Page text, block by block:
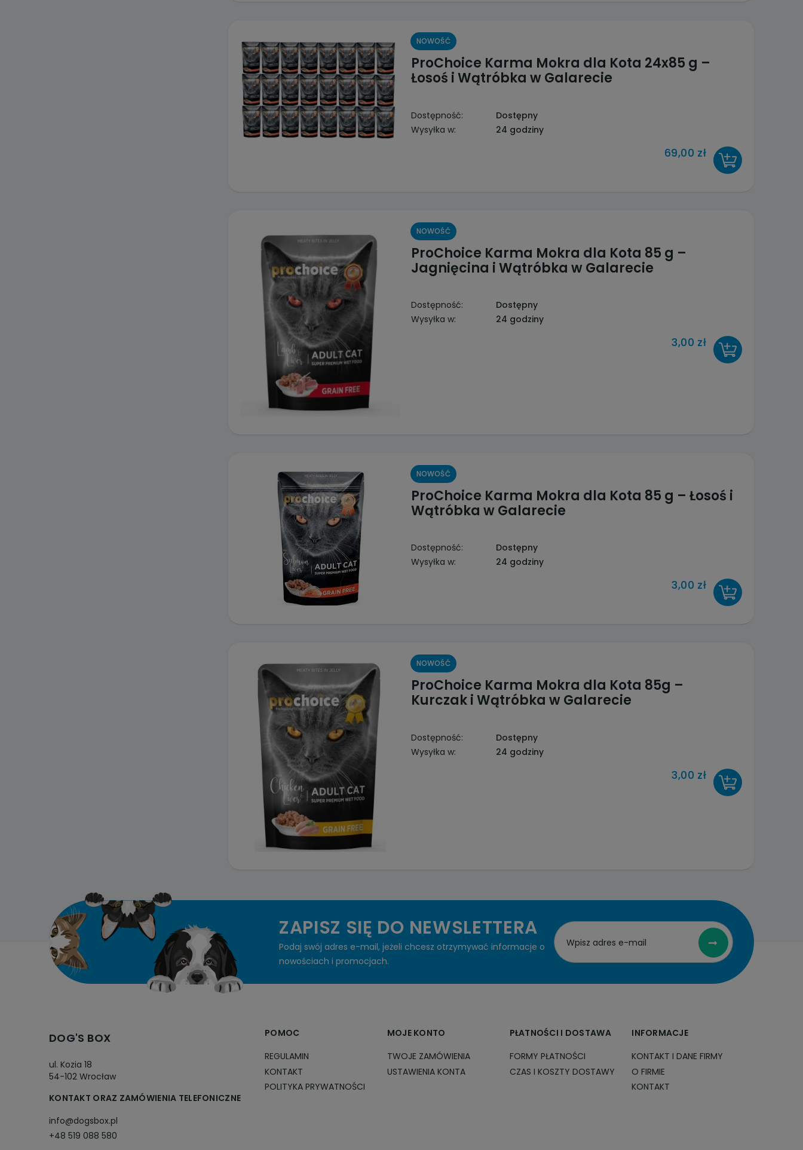
ProChoice Karma Mokra dla Kota 24x85 g –
Łosoś i Wątróbka w Galarecie
Dostępność:
Dostępny
Wysyłka w:
24 godziny
69,00 zł
NOWOŚĆ
ProChoice Karma Mokra dla Kota 85 g –
Jagnięcina i Wątróbka w Galarecie
Dostępność:
Dostępny
Wysyłka w:
24 godziny
3,00 zł
NOWOŚĆ
ProChoice Karma Mokra dla Kota 85 g – Łosoś i
Wątróbka w Galarecie
Dostępność:
Dostępny
Wysyłka w:
24 godziny
3,00 zł
NOWOŚĆ
ProChoice Karma Mokra dla Kota 85g –
Kurczak i Wątróbka w Galarecie
Dostępność:
Dostępny
Wysyłka w:
24 godziny
3,00 zł
NOWOŚĆ
ZAPISZ SIĘ DO NEWSLETTERA
Podaj swój adres e-mail, jeżeli chcesz otrzymywać informacje o
nowościach i promocjach.
DOG'S BOX
ul. Kozia 18
54-102 Wrocław
KONTAKT ORAZ ZAMÓWIENIA TELEFONICZNE
info@dogsbox.pl
+48 519 088 580
POMOC
REGULAMIN
KONTAKT
POLITYKA PRYWATNOŚCI
MOJE KONTO
TWOJE ZAMÓWIENIA
USTAWIENIA KONTA
PŁATNOŚCI I DOSTAWA
FORMY PŁATNOŚCI
CZAS I KOSZTY DOSTAWY
INFORMACJE
KONTAKT I DANE FIRMY
O FIRMIE
KONTAKT